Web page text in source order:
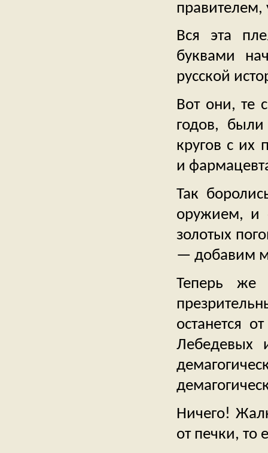
правителем,
Вся эта
буквами
русской
Вот они, те
годов,
кругов с их
и
Так
оружием, и
золотых
— добавим
Теперь же
останется
Лебедевых
Ничего!
от печки, то